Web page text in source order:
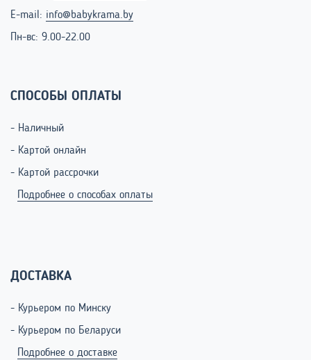
E-mail: info@babykrama.by
Пн-вс: 9.00-22.00
СПОСОБЫ ОПЛАТЫ
- Наличный
- Картой онлайн
- Картой рассрочки
Подробнее о способах оплаты
ДОСТАВКА
- Курьером по Минску
- Курьером по Беларуси
Подробнее о доставке